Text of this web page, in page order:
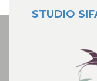
STUDIO